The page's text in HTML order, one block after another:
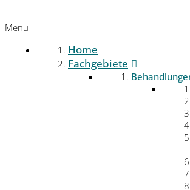
Menu
Home
Fachgebiete